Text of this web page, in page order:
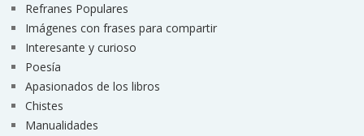
Refranes Populares
Imágenes con frases para compartir
Interesante y curioso
Poesía
Apasionados de los libros
Chistes
Manualidades